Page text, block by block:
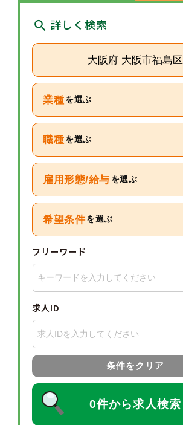
詳しく検索
大阪府 大阪市福島区
業種 を選ぶ
職種 を選ぶ
雇用形態/給与 を選ぶ
希望条件 を選ぶ
フリーワード
求人ID
条件をクリア
0件から求人検索